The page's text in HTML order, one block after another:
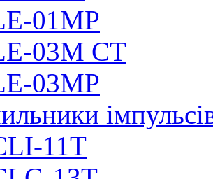
01MP
03M CT
03MP
11T